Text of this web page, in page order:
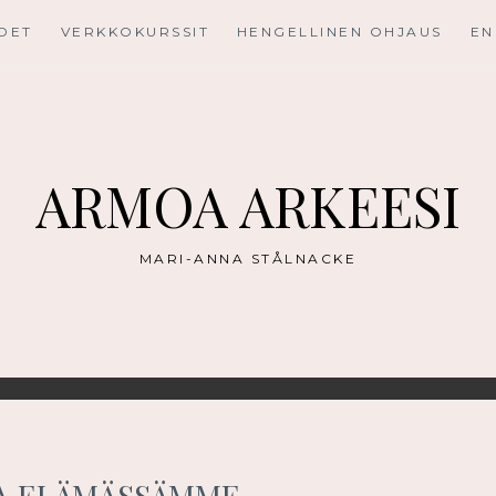
VERKKOKURSSIT HENGELLINEN OHJAUS
ARMOA ARKEESI
MARI-ANNA STÅLNACKE